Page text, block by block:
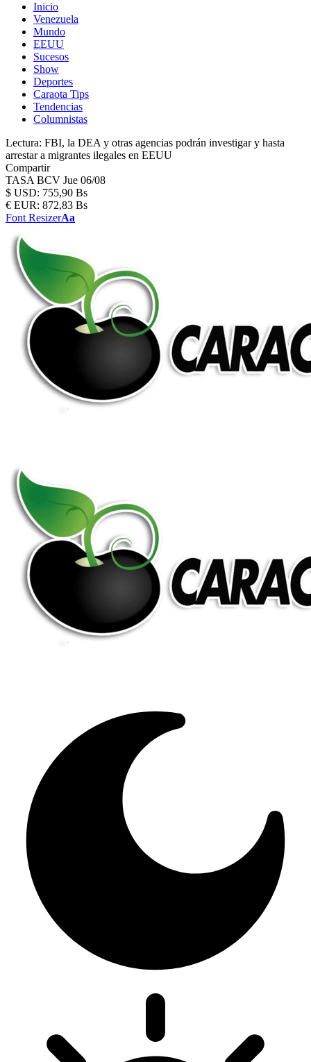
Inicio
Venezuela
Mundo
EEUU
Sucesos
Show
Deportes
Caraota Tips
Tendencias
Columnistas
Lectura: FBI, la DEA y otras agencias podrán investigar y hasta
arrestar a migrantes ilegales en EEUU
Compartir
TASA BCV Jue 06/08
$ USD: 755,90 Bs
€ EUR: 872,83 Bs
Font ResizerAa